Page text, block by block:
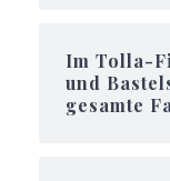
Im Tolla-
und
gesamte